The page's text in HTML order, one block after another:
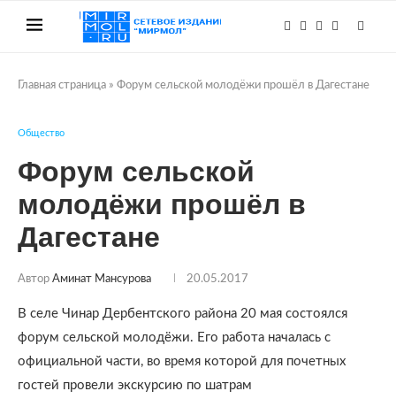
Главная страница » Форум сельской молодёжи прошёл в Дагестане
Общество
Форум сельской
молодёжи прошёл в
Дагестане
Автор Аминат Мансурова 20.05.2017
В селе Чинар Дербентского района 20 мая состоялся
форум сельской молодёжи. Его работа началась с
официальной части, во время которой для почетных
гостей провели экскурсию по шатрам